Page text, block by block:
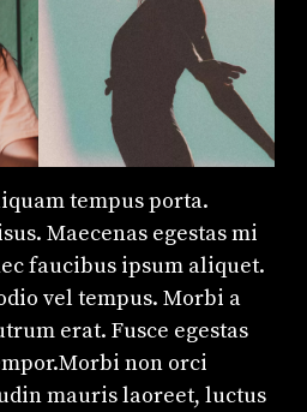
tempus porta.
Maecenas egestas mi
faucibus ipsum aliquet.
vel tempus. Morbi a
erat. Fusce egestas
non orci
mauris laoreet, luctus